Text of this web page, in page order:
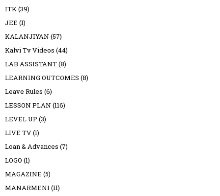
ITK(39)
JEE (1)
KALANJIYAN (57)
Kalvi Tv Videos (44)
LAB ASSISTANT(8)
LEARNING OUTCOMES (8)
Leave Rules (6)
LESSON PLAN (116)
LEVEL UP (3)
LIVE TV(1)
Loan & Advances (7)
LOGO (1)
MAGAZINE (5)
MANARMENI (11)